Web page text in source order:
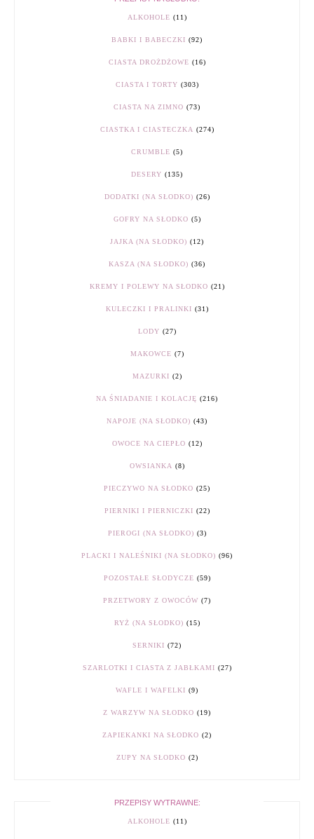
ALKOHOLE (11)
BABKI I BABECZKI (92)
CIASTA DROŻDŻOWE (16)
CIASTA I TORTY (303)
CIASTA NA ZIMNO (73)
CIASTKA I CIASTECZKA (274)
CRUMBLE (5)
DESERY (135)
DODATKI (NA SŁODKO) (26)
GOFRY NA SŁODKO (5)
JAJKA (NA SŁODKO) (12)
KASZA (NA SŁODKO) (36)
KREMY I POLEWY NA SŁODKO (21)
KULECZKI I PRALINKI (31)
LODY (27)
MAKOWCE (7)
MAZURKI (2)
NA ŚNIADANIE I KOLACJĘ (216)
NAPOJE (NA SŁODKO) (43)
OWOCE NA CIEPŁO (12)
OWSIANKA (8)
PIECZYWO NA SŁODKO (25)
PIERNIKI I PIERNICZKI (22)
PIEROGI (NA SŁODKO) (3)
PLACKI I NALEŚNIKI (NA SŁODKO) (96)
POZOSTAŁE SŁODYCZE (59)
PRZETWORY Z OWOCÓW (7)
RYŻ (NA SŁODKO) (15)
SERNIKI (72)
SZARLOTKI I CIASTA Z JABŁKAMI (27)
WAFLE I WAFELKI (9)
Z WARZYW NA SŁODKO (19)
ZAPIEKANKI NA SŁODKO (2)
ZUPY NA SŁODKO (2)
PRZEPISY WYTRAWNE:
ALKOHOLE (11)